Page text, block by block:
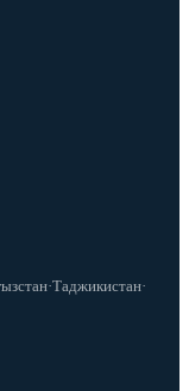
·Таджикистан·